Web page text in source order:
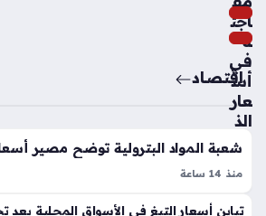
سا
عا
ت
نتي
جة
الت
عاد
ل
تح
اجئ
ة
في
أس
عار
الذ
بال
س
اقتصاد
منذ 14 ساعة
تباين أسعار التبغ في الأسواق المحلية بعد